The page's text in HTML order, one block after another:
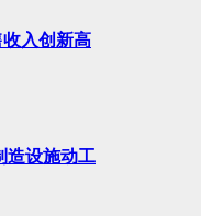
入创新高
造设施动工